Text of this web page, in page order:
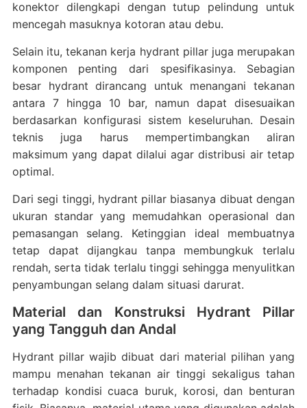
konektor dilengkapi dengan tutup pelindung untuk
mencegah masuknya kotoran atau debu.
Selain itu, tekanan kerja hydrant pillar juga merupakan
komponen penting dari spesifikasinya. Sebagian
besar hydrant dirancang untuk menangani tekanan
antara 7 hingga 10 bar, namun dapat disesuaikan
berdasarkan konfigurasi sistem keseluruhan. Desain
teknis juga harus mempertimbangkan aliran
maksimum yang dapat dilalui agar distribusi air tetap
optimal.
Dari segi tinggi, hydrant pillar biasanya dibuat dengan
ukuran standar yang memudahkan operasional dan
pemasangan selang. Ketinggian ideal membuatnya
tetap dapat dijangkau tanpa membungkuk terlalu
rendah, serta tidak terlalu tinggi sehingga menyulitkan
penyambungan selang dalam situasi darurat.
Material dan Konstruksi Hydrant Pillar
yang Tangguh dan Andal
Hydrant pillar wajib dibuat dari material pilihan yang
mampu menahan tekanan air tinggi sekaligus tahan
terhadap kondisi cuaca buruk, korosi, dan benturan